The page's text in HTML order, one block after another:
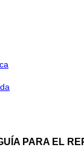
PARA EL